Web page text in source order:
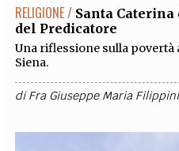
RELIGIONE / Santa Caterina
del Predicatore
Una riflessione sulla povertà
Siena.
diFra Giuseppe Maria Filippini